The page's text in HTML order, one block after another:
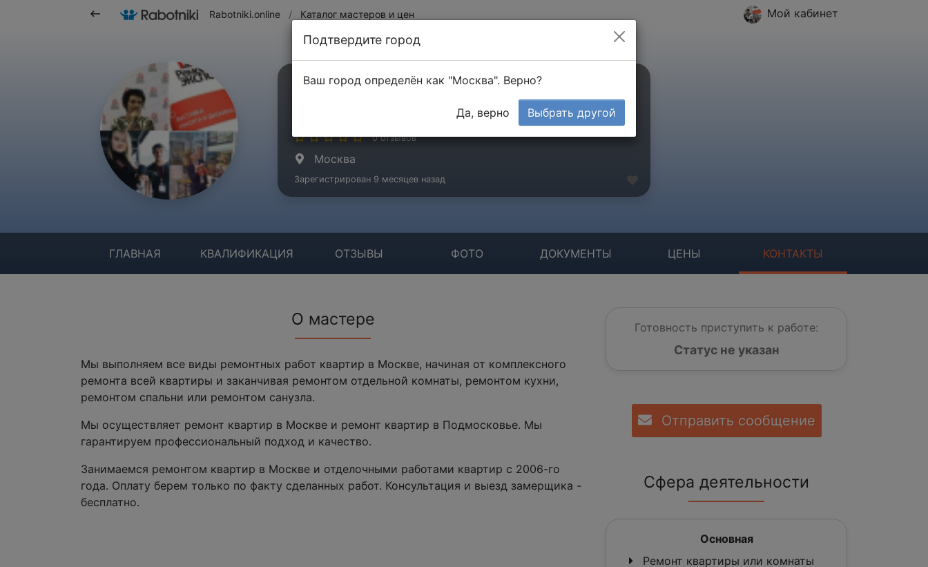
Rabotniki.online / Каталог мастеров и цен Мой кабинет
Савельев Михаил
0 отзывов
Москва
Зарегистрирован 9 месяцев назад
ГЛАВНАЯ КВАЛИФИКАЦИЯ ОТЗЫВЫ ФОТО ДОКУМЕНТЫ ЦЕНЫ КОНТАКТЫ
О мастере
Мы выполняем все виды ремонтных работ квартир в Москве, начиная от комплексного
ремонта всей квартиры и заканчивая ремонтом отдельной комнаты, ремонтом кухни,
ремонтом спальни или ремонтом санузла.
Мы осуществляет ремонт квартир в Москве и ремонт квартир в Подмосковье. Мы
гарантируем профессиональный подход и качество.
Занимаемся ремонтом квартир в Москве и отделочными работами квартир с 2006-го
года. Оплату берем только по факту сделанных работ. Консультация и выезд замерщика -
бесплатно.
Готовность приступить к работе:
Статус не указан
Отправить сообщение
Сфера деятельности
Основная
Ремонт квартиры или комнаты
Подтвердите город
Ваш город определён как "Москва". Верно?
Да, верно Выбрать другой